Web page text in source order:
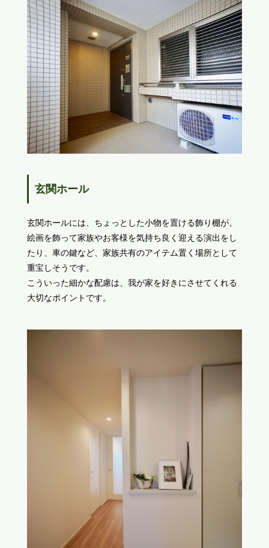
玄関ホール
玄関ホールには、ちょっとした小物を置ける飾り棚が。
絵画を飾って家族やお客様を気持ち良く迎える演出をし
たり、車の鍵など、家族共有のアイテム置く場所として
重宝しそうです。
こういった細かな配慮は、我が家を好きにさせてくれる
大切なポイントです。